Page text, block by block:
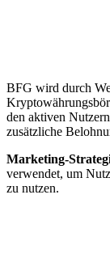
BFG wird durch
den aktiven
zusätzliche
Marketing-
verwendet, um
zu nutzen.